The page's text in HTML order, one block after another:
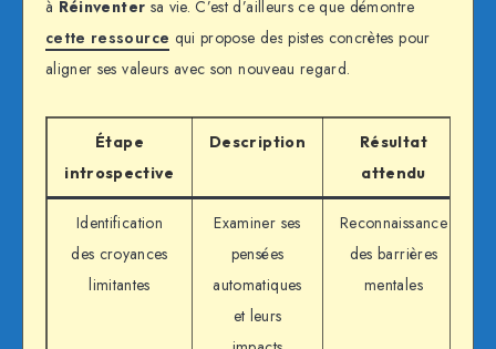
à Réinventer sa vie. C’est d’ailleurs ce que démontre
cette ressource qui propose des pistes concrètes pour
aligner ses valeurs avec son nouveau regard.
Étape
introspective
Description
Résultat
attendu
Identification
des croyances
limitantes
Examiner ses
pensées
automatiques
et leurs
Reconnaissance
des barrières
mentales